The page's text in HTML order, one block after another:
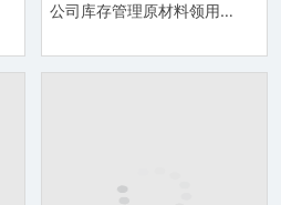
公司库存管理原材料领用记录表模板Excel模板